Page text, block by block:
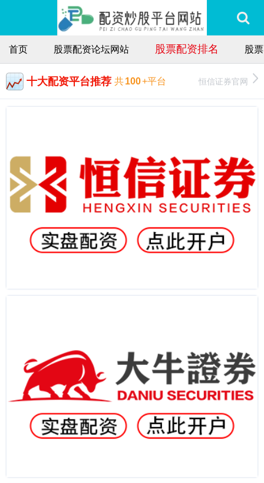
首页 股票配资论坛网站 股票配资排名 股
十大配资平台推荐 共100+平台 恒信证券官网